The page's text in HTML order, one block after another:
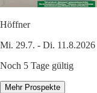
Höffner
Mi. 29.7. - Di. 11.8.2026
Noch 5 Tage gültig
Mehr Prospekte